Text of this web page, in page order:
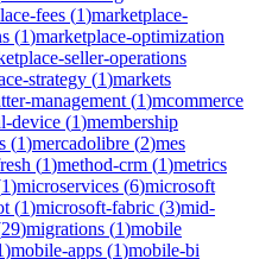
fees (1)marketplace-
(1)marketplace-optimization
seller-operations
strategy (1)markets
management (1)mcommerce
device (1)membership
(1)mercadolibre (2)mes
(1)method-crm (1)metrics
1)microservices (6)microsoft
(1)microsoft-fabric (3)mid-
29)migrations (1)mobile
)mobile-apps (1)mobile-bi